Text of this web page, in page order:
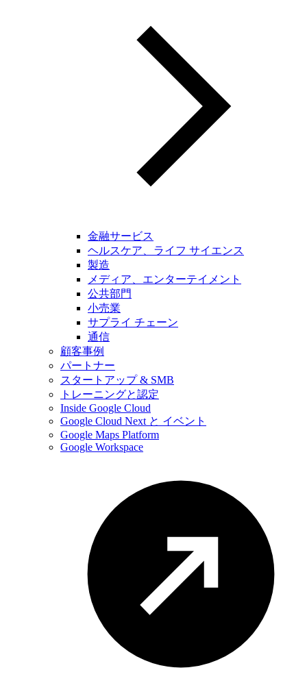
金融サービス
ヘルスケア、ライフ サイエンス
製造
メディア、エンターテイメント
公共部門
小売業
サプライ チェーン
通信
顧客事例
パートナー
スタートアップ & SMB
トレーニングと認定
Inside Google Cloud
Google Cloud Next と イベント
Google Maps Platform
Google Workspace